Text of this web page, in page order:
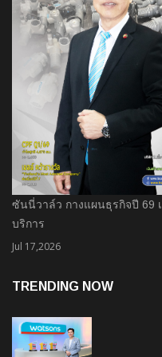
ซันนี่วาล์ว กางแผนธุรกิจปี 69
บริการ
Jul 17,2026
TRENDING NOW